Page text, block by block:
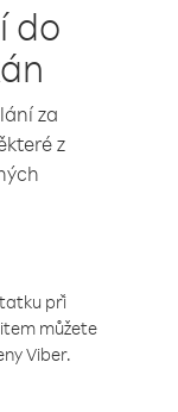
do
za
z
při
můžete
Viber.